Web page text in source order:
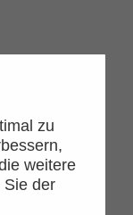
zu
weitere
Sie der